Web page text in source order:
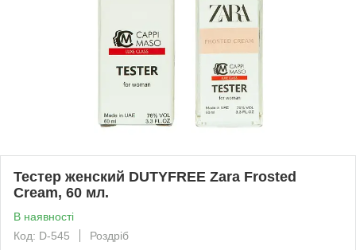
Тестер женский DUTYFREE Zara Frosted
Cream, 60 мл.
В наявності
Код: D-545
Роздріб